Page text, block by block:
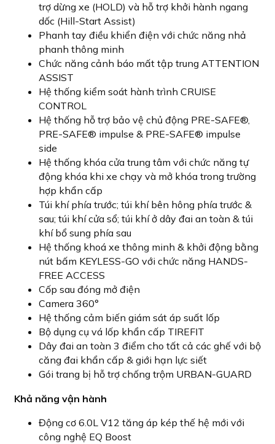
trợ dừng xe (HOLD) và hỗ trợ khởi hành ngang
dốc (Hill-Start Assist)
Phanh tay điều khiển điện với chức năng nhả
phanh thông minh
Chức năng cảnh báo mất tập trung ATTENTION
ASSIST
Hệ thống kiểm soát hành trình CRUISE
CONTROL
Hệ thống hỗ trợ bảo vệ chủ động PRE-SAFE®,
PRE-SAFE® impulse & PRE-SAFE® impulse
side
Hệ thống khóa cửa trung tâm với chức năng tự
động khóa khi xe chạy và mở khóa trong trường
hợp khẩn cấp
Túi khí phía trước; túi khí bên hông phía trước &
sau; túi khí cửa sổ; túi khí ở dây đai an toàn & túi
khí bổ sung phía sau
Hệ thống khoá xe thông minh & khởi động bằng
nút bấm KEYLESS-GO với chức năng HANDS-
FREE ACCESS
Cốp sau đóng mở điện
Camera 360°
Hệ thống cảm biến giám sát áp suất lốp
Bộ dụng cụ vá lốp khẩn cấp TIREFIT
Dây đai an toàn 3 điểm cho tất cả các ghế với bộ
căng đai khẩn cấp & giới hạn lực siết
Gói trang bị hỗ trợ chống trộm URBAN-GUARD
Khả năng vận hành
Động cơ 6.0L V12 tăng áp kép thế hệ mới với
công nghệ EQ Boost